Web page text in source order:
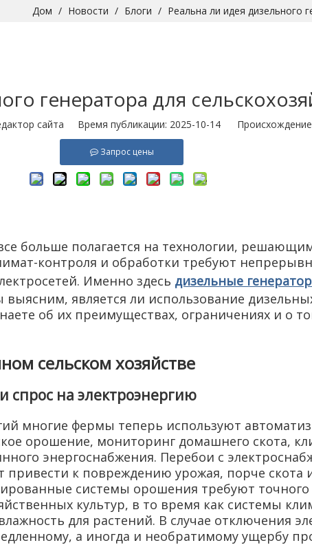
Дом / Новости / Блоги / Реальна ли идея дизельного
генератора для
сайта Время публикации: 2025-10-14
Запрос цены
больше полагается на технологии,
контроля и обработки требуют
Именно здесь дизельные
является ли использование
об их преимуществах, ограничениях и о
сельском хозяйстве
спрос на электроэнергию
многие фермы теперь используют
орошение, мониторинг домашнего скота,
энергоснабжения. Перебои с
к повреждению урожая, порче скота
системы орошения требуют точного
культур, в то время как системы
для растений. В случае отключения
а иногда и необратимому ущербу